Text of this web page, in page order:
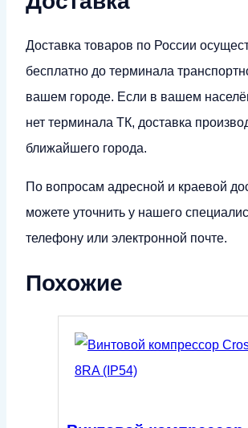
Доставка товаров по России
бесплатно до терминала
вашем городе. Если в вашем
нет терминала ТК, доставка
ближайшего города.
По вопросам адресной и краевой
можете уточнить у нашего
телефону или электронной почте.
Похожие